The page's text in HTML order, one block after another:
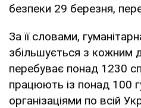
безпеки 29 березня,
За її словами,
збільшується з кожним
перебуває понад 1230
працюють із понад 100
організаціями по всій